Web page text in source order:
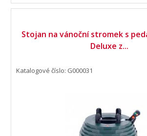
Stojan na vánoční stromek s
Deluxe z...
Katalogové číslo: G000031